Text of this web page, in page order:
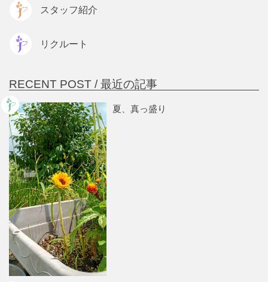
スタッフ紹介
リクルート
RECENT POST /最近の記事
夏、真っ盛り